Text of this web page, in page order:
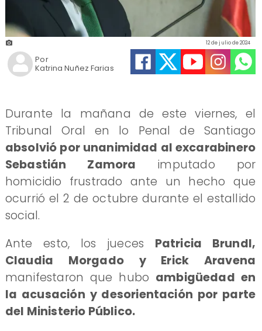
Katrina Nuñez Farias
12 de julio de 2024
Por
Durante la mañana de este viernes, el
Tribunal Oral en lo Penal de Santiago
absolvió por unanimidad al excarabinero
Sebastián Zamora imputado por
homicidio frustrado ante un hecho que
ocurrió el 2 de octubre durante el estallido
social.
Ante esto, los jueces Patricia Brundl,
Claudia Morgado y Erick Aravena
manifestaron que hubo ambigüedad en
la acusación y desorientación por parte
del Ministerio Público.